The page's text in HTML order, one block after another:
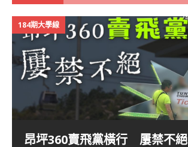
184期大學線
昂坪360賣飛黨橫行 屢禁不絕